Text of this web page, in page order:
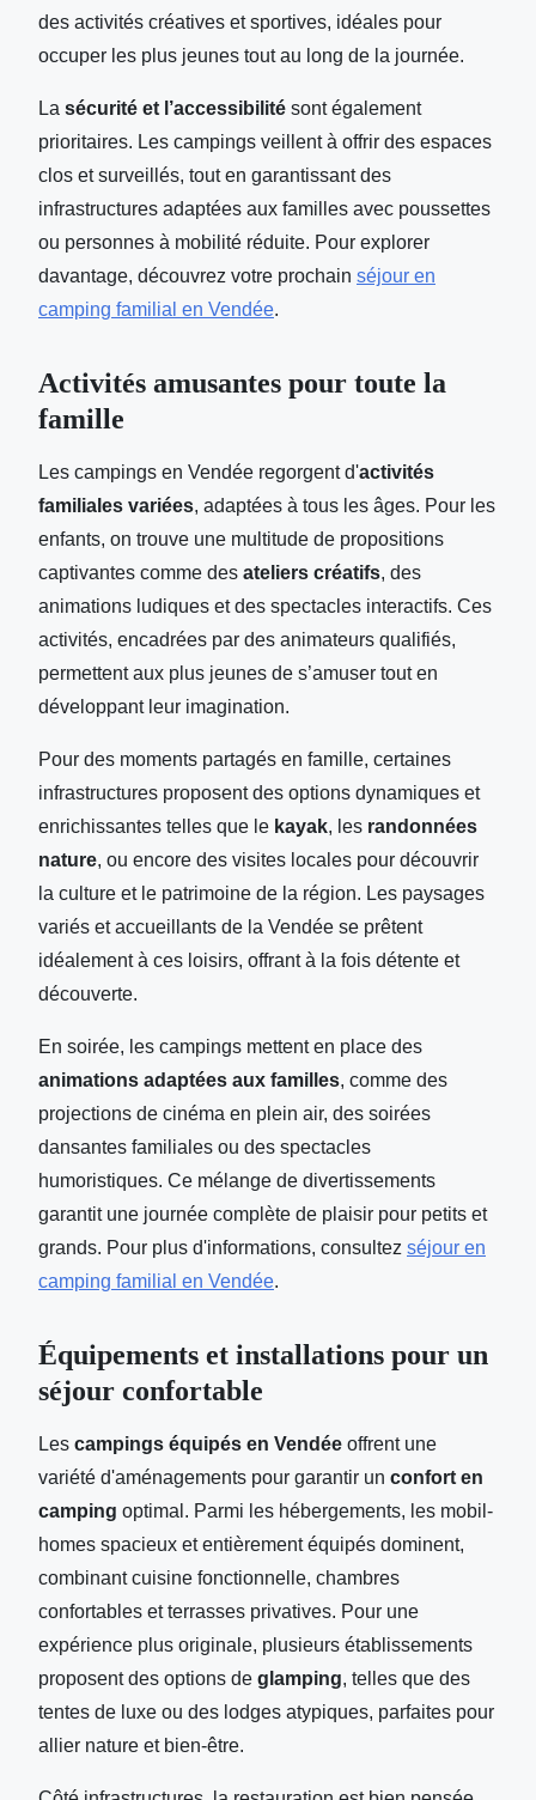
des activités créatives et sportives, idéales pour
occuper les plus jeunes tout au long de la journée.
La sécurité et l’accessibilité sont également
prioritaires. Les campings veillent à offrir des espaces
clos et surveillés, tout en garantissant des
infrastructures adaptées aux familles avec poussettes
ou personnes à mobilité réduite. Pour explorer
davantage, découvrez votre prochain séjour en
camping familial en Vendée.
Activités amusantes pour toute la
famille
Les campings en Vendée regorgent d'activités
familiales variées, adaptées à tous les âges. Pour les
enfants, on trouve une multitude de propositions
captivantes comme des ateliers créatifs, des
animations ludiques et des spectacles interactifs. Ces
activités, encadrées par des animateurs qualifiés,
permettent aux plus jeunes de s’amuser tout en
développant leur imagination.
Pour des moments partagés en famille, certaines
infrastructures proposent des options dynamiques et
enrichissantes telles que le kayak, les randonnées
nature, ou encore des visites locales pour découvrir
la culture et le patrimoine de la région. Les paysages
variés et accueillants de la Vendée se prêtent
idéalement à ces loisirs, offrant à la fois détente et
découverte.
En soirée, les campings mettent en place des
animations adaptées aux familles, comme des
projections de cinéma en plein air, des soirées
dansantes familiales ou des spectacles
humoristiques. Ce mélange de divertissements
garantit une journée complète de plaisir pour petits et
grands. Pour plus d'informations, consultez séjour en
camping familial en Vendée.
Équipements et installations pour un
séjour confortable
Les campings équipés en Vendée offrent une
variété d'aménagements pour garantir un confort en
camping optimal. Parmi les hébergements, les mobil-
homes spacieux et entièrement équipés dominent,
combinant cuisine fonctionnelle, chambres
confortables et terrasses privatives. Pour une
expérience plus originale, plusieurs établissements
proposent des options de glamping, telles que des
tentes de luxe ou des lodges atypiques, parfaites pour
allier nature et bien-être.